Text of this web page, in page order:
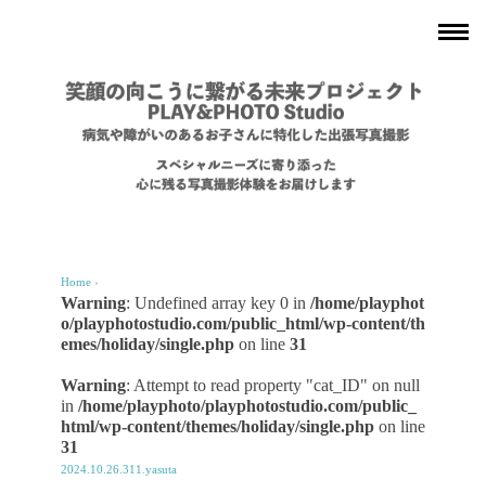
Home ›
Warning: Undefined array key 0 in /home/playphot
o/playphotostudio.com/public_html/wp-content/th
emes/holiday/single.php on line 31
Warning: Attempt to read property "cat_ID" on null
in /home/playphoto/playphotostudio.com/public_
html/wp-content/themes/holiday/single.php on line
31
2024.10.26.311.yasuta